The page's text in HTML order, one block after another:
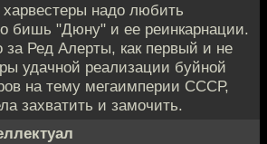
надо любить
бишь "Дюну" и ее реинкарнации.
Ред Алерты, как первый и не
удачной реализации буйной
на тему мегаимперии СССР,
захватить и замочить.